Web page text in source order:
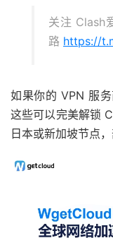
关注 Clash
路 https://
如果你的 VPN 服
这些可以完美解锁
日本或新加坡节点